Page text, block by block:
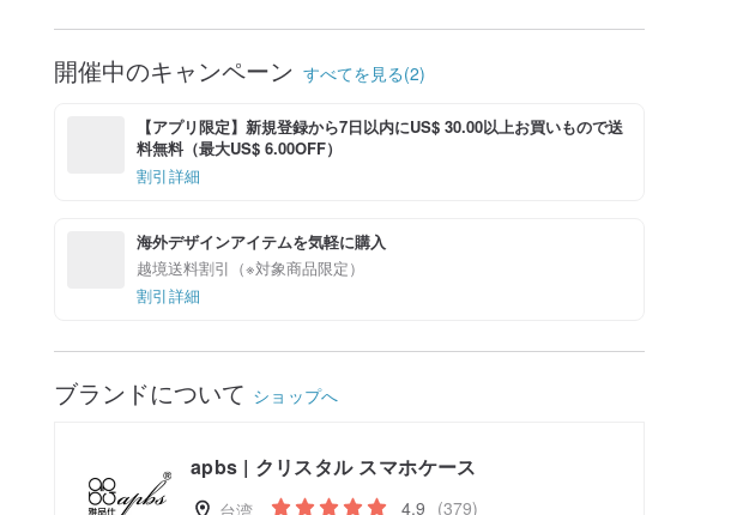
開催中のキャンペーン すべてを見る(2)
【アプリ限定】新規登録から7日以内にUS$ 30.00以上お買いもので送
料無料（最大US$ 6.00OFF）
割引詳細
海外デザインアイテムを気軽に購入
越境送料割引（※対象商品限定）
割引詳細
ブランドについて ショップへ
apbs | クリスタル スマホケース
台湾 4.9 (379)